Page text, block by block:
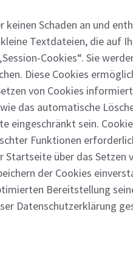
Schaden an und
Textdateien, die auf
Cookies“. Sie
Diese Cookies
von Cookies
das automatische
eingeschränkt sein.
Funktionen
Startseite über das
der Cookies
Bereitstellung
Datenschutzerklärung